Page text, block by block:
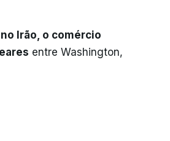
Irão, o comércio
entre Washington,